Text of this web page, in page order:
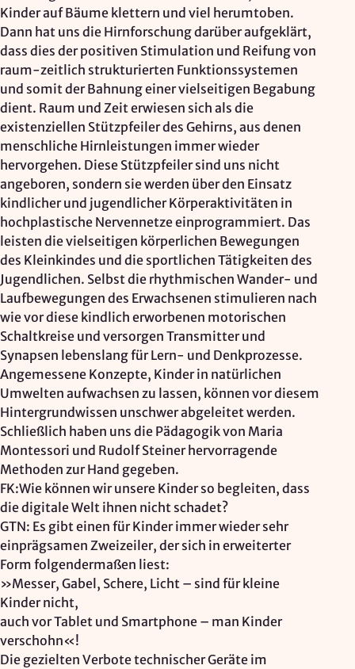
Kinder auf Bäume klettern und viel herumtoben.
Dann hat uns die Hirnforschung darüber aufgeklärt,
dass dies der positiven Stimulation und Reifung von
raum-zeitlich strukturierten Funktionssystemen
und somit der Bahnung einer vielseitigen Begabung
dient. Raum und Zeit erwiesen sich als die
existenziellen Stützpfeiler des Gehirns, aus denen
menschliche Hirnleistungen immer wieder
hervorgehen. Diese Stützpfeiler sind uns nicht
angeboren, sondern sie werden über den Einsatz
kindlicher und jugendlicher Körperaktivitäten in
hochplastische Nervennetze einprogrammiert. Das
leisten die vielseitigen körperlichen Bewegungen
des Kleinkindes und die sportlichen Tätigkeiten des
Jugendlichen. Selbst die rhythmischen Wander- und
Laufbewegungen des Erwachsenen stimulieren nach
wie vor diese kindlich erworbenen motorischen
Schaltkreise und versorgen Transmitter und
Synapsen lebenslang für Lern- und Denkprozesse.
Angemessene Konzepte, Kinder in natürlichen
Umwelten aufwachsen zu lassen, können vor diesem
Hintergrundwissen unschwer abgeleitet werden.
Schließlich haben uns die Pädagogik von Maria
Montessori und Rudolf Steiner hervorragende
Methoden zur Hand gegeben.
FK:Wie können wir unsere Kinder so begleiten, dass
die digitale Welt ihnen nicht schadet?
GTN: Es gibt einen für Kinder immer wieder sehr
einprägsamen Zweizeiler, der sich in erweiterter
Form folgendermaßen liest:
»Messer, Gabel, Schere, Licht – sind für kleine
Kinder nicht,
auch vor Tablet und Smartphone – man Kinder
verschohn«!
Die gezielten Verbote technischer Geräte im